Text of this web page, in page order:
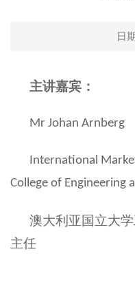
日
主讲嘉宾：
Mr Johan Arnberg
International
College of Engineering
澳大利亚国立大
主任